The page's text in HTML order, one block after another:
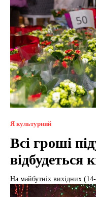
Я культурний
Всі гроші
відбудеться
На майбутніх вихідних